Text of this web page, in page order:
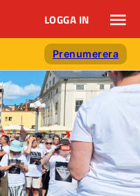
LOGGA IN
Prenumerera